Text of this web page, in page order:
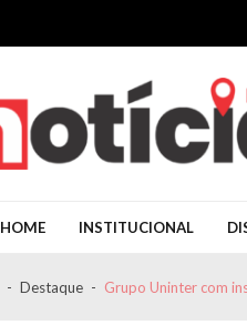
HOME INSTITUCIONAL
Destaque Grupo Uninter com